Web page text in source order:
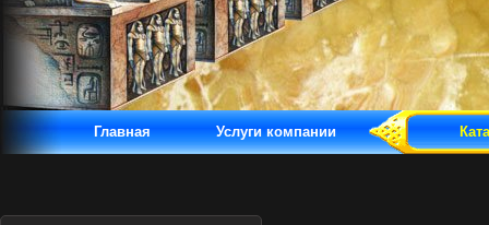
Главная Услуги компании